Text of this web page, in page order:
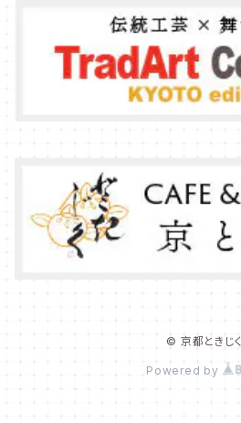
© 京都ときじく
Powered by